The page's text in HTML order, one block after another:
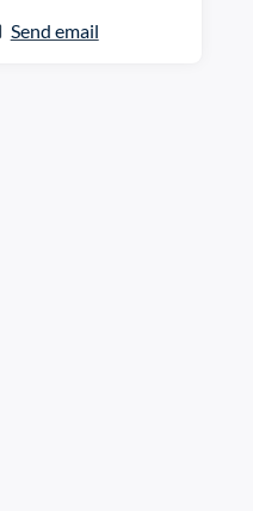
Send email